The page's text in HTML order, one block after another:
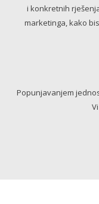
i konkretnih
marketinga, kako
Popunjavanjem